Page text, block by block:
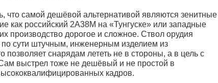
что самой дешёвой альтернативой являются зенитные
как российский 2А38М на «Тунгуске» или западные
производство дорогое и сложное. Ствол орудия
сути штучным, инженерным изделием из
позволяет снарядам лететь не в стороны, а в цель с
выстрел тоже не дешёвый и не простой в
кадров.